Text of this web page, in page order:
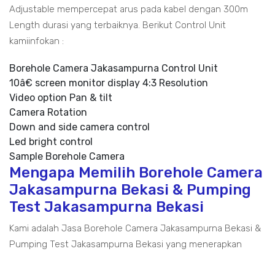
Adjustable mempercepat arus pada kabel dengan 300m
Length durasi yang terbaiknya. Berikut Control Unit
kamiinfokan :
Borehole Camera Jakasampurna Control Unit
10â€ screen monitor display 4:3 Resolution
Video option Pan & tilt
Camera Rotation
Down and side camera control
Led bright control
Sample Borehole Camera
Mengapa Memilih Borehole Camera
Jakasampurna Bekasi & Pumping
Test Jakasampurna Bekasi
Kami adalah Jasa Borehole Camera Jakasampurna Bekasi &
Pumping Test Jakasampurna Bekasi yang menerapkan